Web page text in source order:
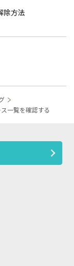
除方法
一覧を確認する